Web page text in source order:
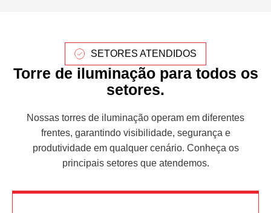
SETORES ATENDIDOS
Torre de iluminação para todos os
setores.
Nossas torres de iluminação operam em diferentes
frentes, garantindo visibilidade, segurança e
produtividade em qualquer cenário. Conheça os
principais setores que atendemos.